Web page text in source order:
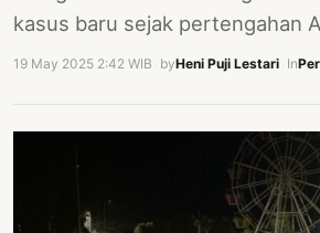
kasus baru sejak pertengahan
19 May 2025 2:42 WIB byHeni Puji Lestari In